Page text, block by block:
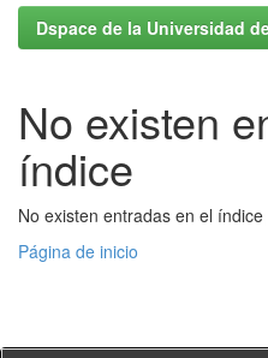
Dspace de la Universidad
No existen
índice
No existen entradas en el
Página de inicio